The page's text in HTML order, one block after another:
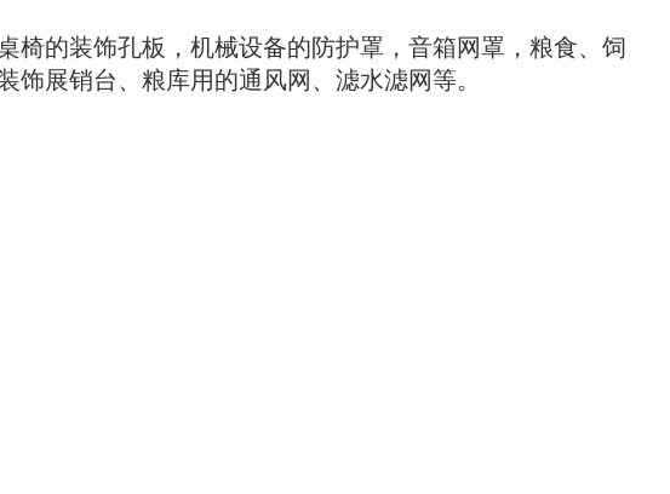
椅的装饰孔板，机械设备的防护罩，音箱网罩，粮食、饲
展销台、粮库用的通风网、滤水滤网等。